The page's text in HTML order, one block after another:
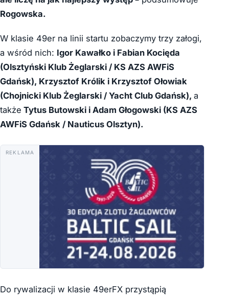
Rogowska.
W klasie 49er na linii startu zobaczymy trzy załogi,
a wśród nich: Igor Kawałko i Fabian Kocięda
(Olsztyński Klub Żeglarski / KS AZS AWFiS
Gdańsk), Krzysztof Królik i Krzysztof Ołowiak
(Chojnicki Klub Żeglarski / Yacht Club Gdańsk), a
także Tytus Butowski i Adam Głogowski (KS AZS
AWFiS Gdańsk / Nauticus Olsztyn).
REKLAMA
Do rywalizacji w klasie 49erFX przystąpią